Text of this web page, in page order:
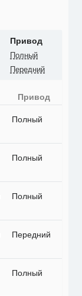
Привод
Полный
Передний
Привод
Полный
Полный
Полный
Передний
Полный